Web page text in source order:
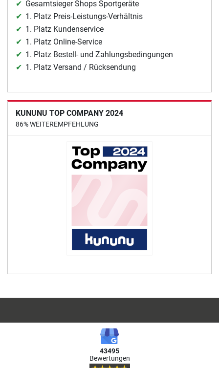
Gesamtsieger Shops Sportgeräte
1. Platz Preis-Leistungs-Verhältnis
1. Platz Kundenservice
1. Platz Online-Service
1. Platz Bestell- und Zahlungsbedingungen
1. Platz Versand / Rücksendung
KUNUNU TOP COMPANY 2024
86% WEITEREMPFEHLUNG
43495
Bewertungen